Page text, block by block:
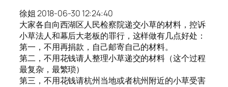
徐姐 2018-06-30 12:24:40
大家各自向西湖区人民检察院递交小草的材料，控诉
小草法人和幕后大老板的罪行，这样做有几点好处：
第一，不用再捐款，自己邮寄自己的材料。
第二，不用花钱请人整理小草递交的材料（这个过程
最复杂，最繁琐）
第三，不用花钱请杭州当地或者杭州附近的小草受害